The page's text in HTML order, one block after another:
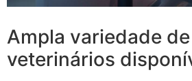
Ampla variedade
veterinários